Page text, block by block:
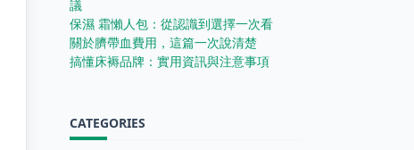
議
保濕 霜懶人包：從認識到選擇一次看
關於臍帶血費用，這篇一次說清楚
搞懂床褥品牌：實用資訊與注意事項
CATEGORIES